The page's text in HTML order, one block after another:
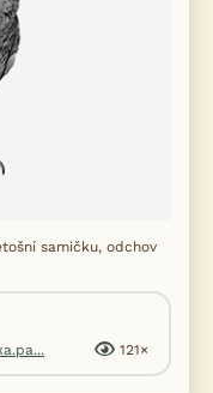
samičku, odchov
121×